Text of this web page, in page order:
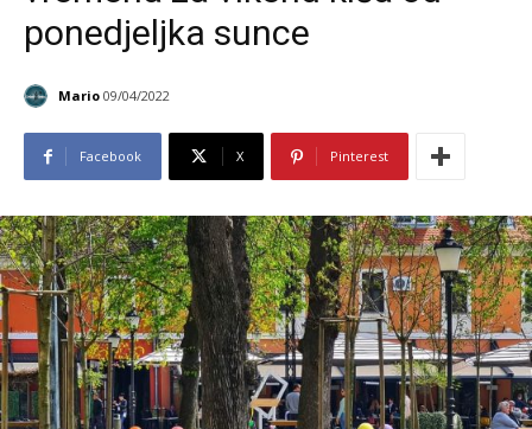
ponedjeljka sunce
Mario 09/04/2022
Facebook X Pinterest